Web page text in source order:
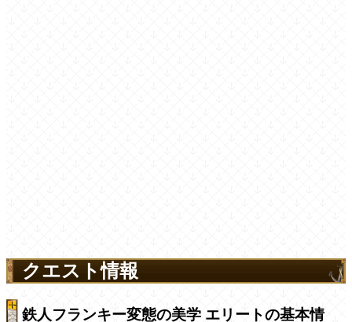
クエスト情報
鉄人フランキー変態の美学 エリートの基本情